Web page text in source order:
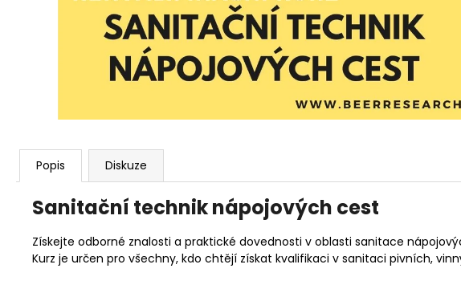
Popis Diskuze
Sanitační technik nápojových cest
Získejte odborné znalosti a praktické dovednosti v oblasti sanitace
Kurz je určen pro všechny, kdo chtějí získat kvalifikaci v sanitaci pivních,
3 990 Kč
3 990 Kč